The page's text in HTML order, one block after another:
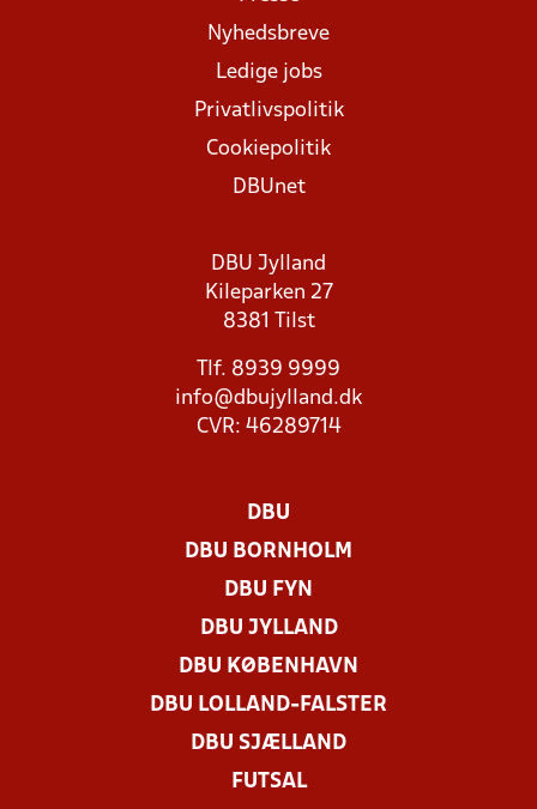
Nyhedsbreve
Ledige jobs
Privatlivspolitik
Cookiepolitik
DBUnet
DBU Jylland
Kileparken 27
8381 Tilst
Tlf. 8939 9999
info@dbujylland.dk
CVR: 46289714
DBU
DBU BORNHOLM
DBU FYN
DBU JYLLAND
DBU KØBENHAVN
DBU LOLLAND-FALSTER
DBU SJÆLLAND
FUTSAL